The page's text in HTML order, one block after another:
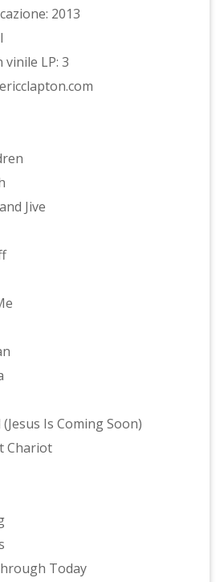
2013
LP: 3
Jive
(Jesus Is Coming Soon)
Chariot
Today